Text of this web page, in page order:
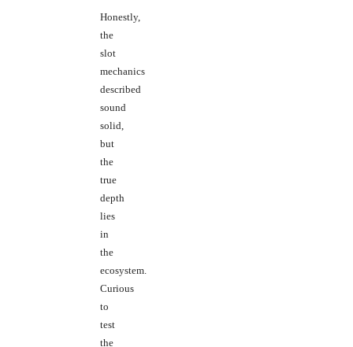
Honestly,
the
slot
mechanics
described
sound
solid,
but
the
true
depth
lies
in
the
ecosystem.
Curious
to
test
the